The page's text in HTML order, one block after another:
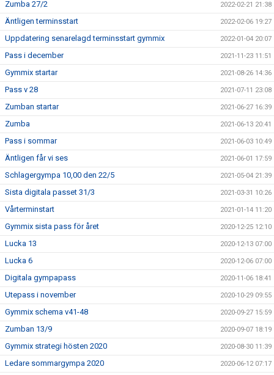
Zumba 27/2 2022-02-21 21:38
Äntligen terminsstart 2022-02-06 19:27
Uppdatering senarelagd terminsstart gymmix 2022-01-04 20:07
Pass i december 2021-11-23 11:51
Gymmix startar 2021-08-26 14:36
Pass v 28 2021-07-11 23:08
Zumban startar 2021-06-27 16:39
Zumba 2021-06-13 20:41
Pass i sommar 2021-06-03 10:49
Äntligen får vi ses 2021-06-01 17:59
Schlagergympa 10,00 den 22/5 2021-05-04 21:39
Sista digitala passet 31/3 2021-03-31 10:26
Vårterminstart 2021-01-14 11:20
Gymmix sista pass för året 2020-12-25 12:10
Lucka 13 2020-12-13 07:00
Lucka 6 2020-12-06 07:00
Digitala gympapass 2020-11-06 18:41
Utepass i november 2020-10-29 09:55
Gymmix schema v41-48 2020-09-27 15:59
Zumban 13/9 2020-09-07 18:19
Gymmix strategi hösten 2020 2020-08-30 11:39
Ledare sommargympa 2020 2020-06-12 07:17